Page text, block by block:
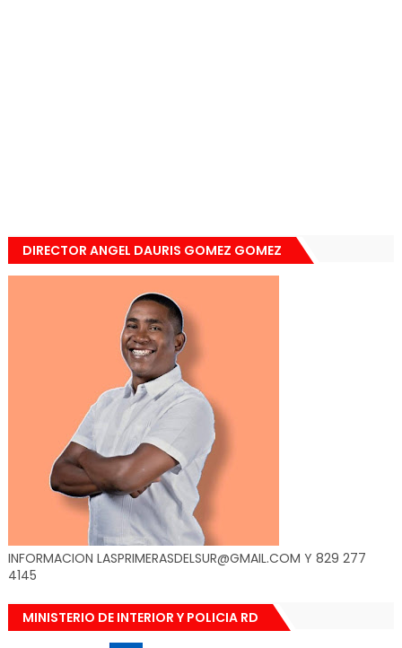
DIRECTOR ANGEL DAURIS GOMEZ GOMEZ
INFORMACION LASPRIMERASDELSUR@GMAIL.COM Y 829 277
4145
MINISTERIO DE INTERIOR Y POLICIA RD